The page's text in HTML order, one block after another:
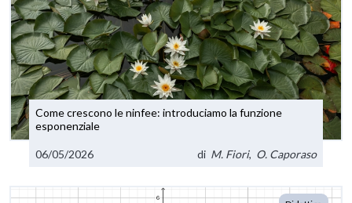
Come crescono le ninfee: introduciamo la funzione
esponenziale
06/05/2026 di M. Fiori, O. Caporaso